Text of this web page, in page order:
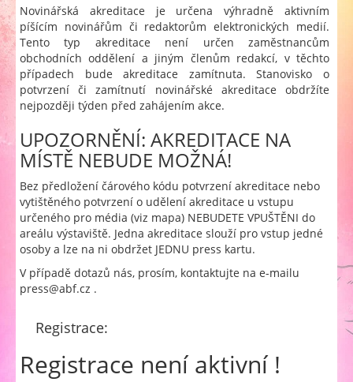
Novinářská akreditace je určena výhradně aktivním
píšícím novinářům či redaktorům elektronických medií.
Tento typ akreditace není určen zaměstnancům
obchodních oddělení a jiným členům redakcí, v těchto
případech bude akreditace zamítnuta. Stanovisko o
potvrzení či zamítnutí novinářské akreditace obdržíte
nejpozději týden před zahájením akce.
UPOZORNĚNÍ: AKREDITACE NA
MÍSTĚ NEBUDE MOŽNÁ!
Bez předložení čárového kódu potvrzení akreditace nebo
vytištěného potvrzení o udělení akreditace u vstupu
určeného pro média (viz mapa) NEBUDETE VPUŠTĚNI do
areálu výstaviště. Jedna akreditace slouží pro vstup jedné
osoby a lze na ni obdržet JEDNU press kartu.
V případě dotazů nás, prosím, kontaktujte na e-mailu
press@abf.cz .
Registrace:
Registrace není aktivní !